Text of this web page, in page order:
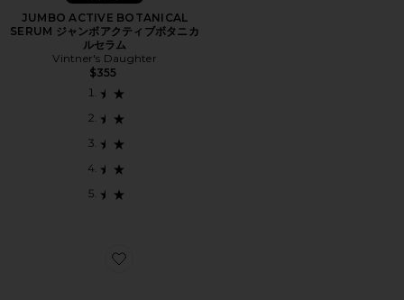
JUMBO ACTIVE BOTANICAL
SERUM ジャンボアクティブボタニカ
ルセラム
Vintner's Daughter
$355
Favorite AN-BALM RADIANT HYDRA-BALM 15ML フェ